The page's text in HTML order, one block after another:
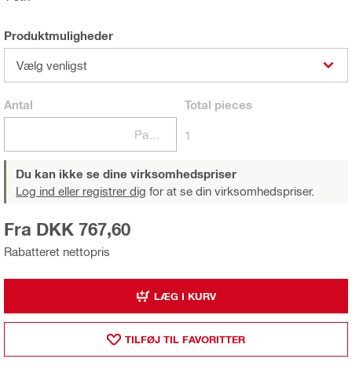
Produktmuligheder
Vælg venligst
Antal Total pieces
1
Du kan ikke se dine virksomhedspriser
Log ind eller registrer dig for at se din virksomhedspriser.
Rabatteret nettopris
Fra DKK 767,60
LÆG I KURV
TILFØJ TIL FAVORITTER